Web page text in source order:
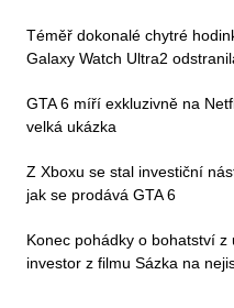
Téměř dokonalé chytré
Galaxy Watch Ultra2
GTA 6 míří exkluzivně na
velká ukázka
Z Xboxu se stal investiční
jak se prodává GTA 6
Konec pohádky o bohatství
investor z filmu Sázka na